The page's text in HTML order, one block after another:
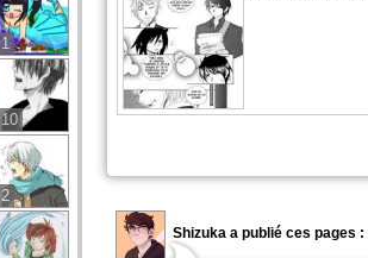
1
10
2
Shizuka a publié ces pages :